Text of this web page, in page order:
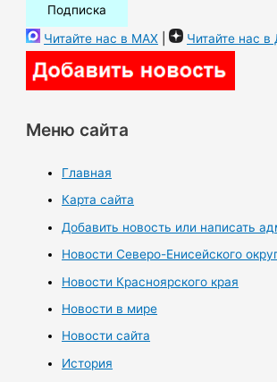
Читайте нас в MAX | Читайте нас в
Меню сайта
Главная
Карта сайта
Добавить новость или написать
Новости Северо-Енисейского
Новости Красноярского края
Новости в мире
Новости сайта
История